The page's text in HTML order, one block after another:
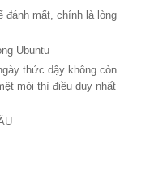
mất, chính là lòng
Ubuntu
thức dậy không còn
mỏi thì điều duy nhất